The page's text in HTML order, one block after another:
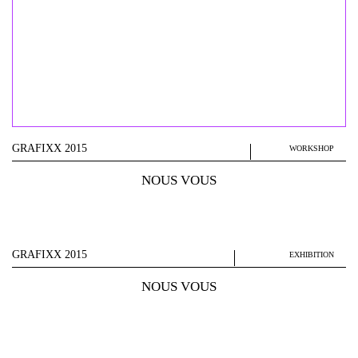
GRAFIXX 2015 WORKSHOP
NOUS VOUS
GRAFIXX 2015 EXHIBITION
NOUS VOUS